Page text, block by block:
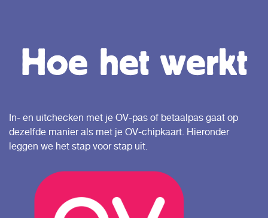
Hoe het werkt
In- en uitchecken met je OV-pas of betaalpas gaat op
dezelfde manier als met je OV-chipkaart. Hieronder
leggen we het stap voor stap uit.